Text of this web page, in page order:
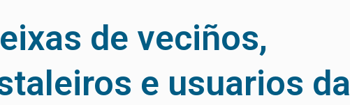
de veciños,
e usuarios da